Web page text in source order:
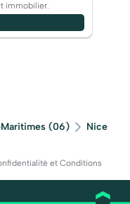
immobilier.
(06)
Nice
et Conditions